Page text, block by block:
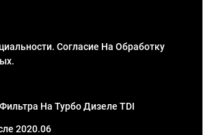
Согласие На Обработку
На Турбо Дизеле TDI
2020.06